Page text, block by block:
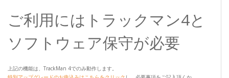
ご利用にはトラックマン4と
ソフトウェア保守が必要
上記の機能は、TrackMan 4でのみ動作します。